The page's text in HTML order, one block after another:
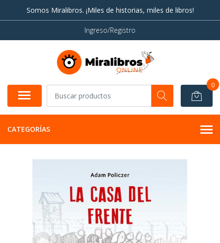
Somos Miralibros. ¡Miles de historias, miles de libros!
Ingreso/Registro
0
CATEGORÍAS